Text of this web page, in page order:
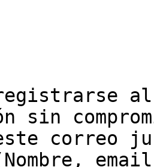
al
sin
correo